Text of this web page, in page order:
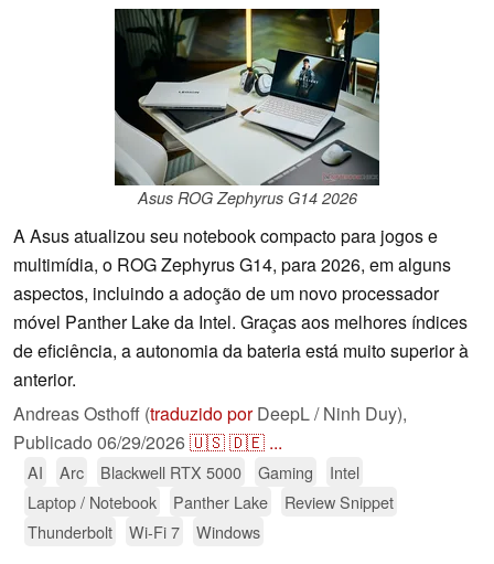
Asus ROG Zephyrus G14 2026
A Asus atualizou seu notebook compacto para jogos e
multimídia, o ROG Zephyrus G14, para 2026, em alguns
aspectos, incluindo a adoção de um novo processador
móvel Panther Lake da Intel. Graças aos melhores índices
de eficiência, a autonomia da bateria está muito superior à
anterior.
Andreas Osthoff (traduzido porDeepL / Ninh Duy),
Publicado 06/29/2026🇺🇸🇩🇪 ...
AI Arc Blackwell RTX 5000 Gaming
Intel
Laptop / Notebook
Panther Lake
Review Snippet
Thunderbolt
Wi-Fi 7 Windows